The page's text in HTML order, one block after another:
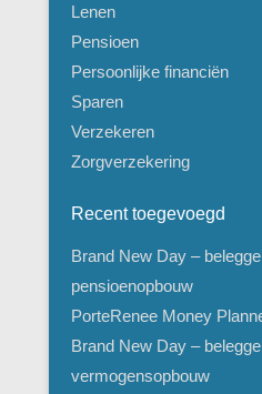
Lenen
Pensioen
Persoonlijke financiën
Sparen
Verzekeren
Zorgverzekering
Recent toegevoegd
Brand New Day –
pensioenopbouw
PorteRenee Money
Brand New Day –
vermogensopbouw